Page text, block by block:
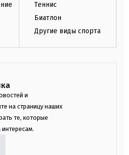
Теннис
Биатлон
Другие виды спорта
и
на страницу наших
те, которые